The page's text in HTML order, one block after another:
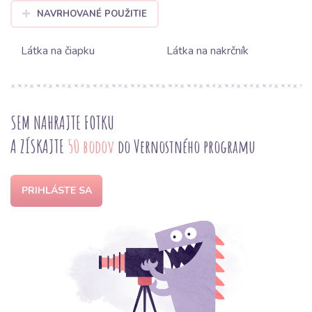
NAVRHOVANÉ POUŽITIE
Látka na čiapku Látka na nakrčník
SEM NAHRAJTE FOTKU
A ZÍSKAJTE 50 bodov do Vernostného programu
PRIHLÁSTE SA